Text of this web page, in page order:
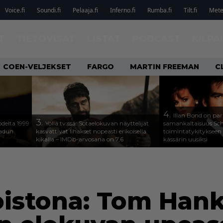
Voice.fi Soundi.fi Pelaaja.fi Inferno.fi Rumba.fi Tilt.fi
COEN-VELJEKSET FARGO MARTIN FREEMAN
1999
3. Yöllä tv:ssä: Sotaelokuvan näyttelijät
kasvattivat lihakset nopeasti erikoisella
kikalla – IMDb-arvosana on 7,6
4. Illan Bond on
samankaltaisuus
kässärin uusiksi
Tom